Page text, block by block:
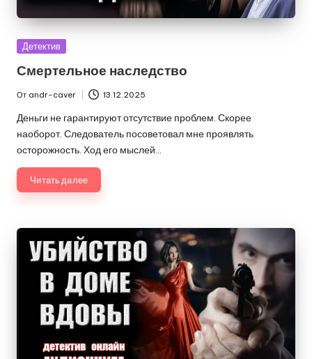
Опубликовано
Детектив
Смертельное наследство
Запись
от
От andr-caver 13.12.2025
Деньги не гарантируют отсутствие проблем. Скорее
наоборот. Следователь посоветовал мне проявлять
осторожность. Ход его мыслей…
Читать далее